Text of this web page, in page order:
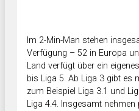
Im 2-Min-Man stehen
Verfügung – 52 in Europa
Land verfügt über ein
bis Liga 5. Ab Liga 3 gibt es
zum Beispiel Liga 3.1 und
Liga 4.4. Insgesamt